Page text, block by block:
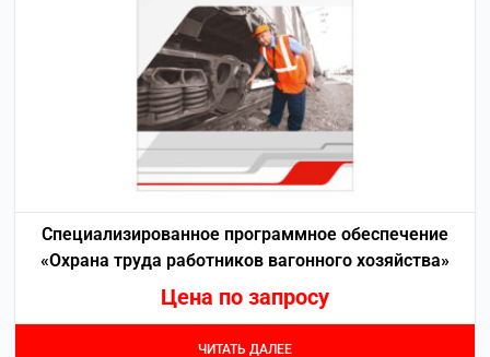
Специализированное программное обеспечение
«Охрана труда работников вагонного хозяйства»
Цена по запросу
ЧИТАТЬ ДАЛЕЕ